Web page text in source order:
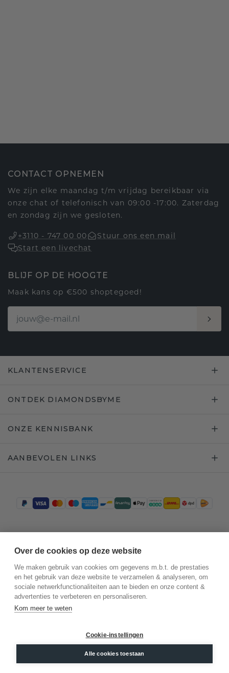
CONTACT OPNEMEN
We zijn elke maandag t/m vrijdag bereikbaar via
onze chat of telefonisch van 09:00 -17:00. Zaterdag
en zondag zijn we gesloten.
+3110 - 747 00 00
Stuur ons een mail
Start een livechat
BLIJF OP DE HOOGTE
Maak kans op €500 shoptegoed!
KLANTENSERVICE
ONTDEK DIAMONDSBYME
ONZE KENNISBANK
AANBEVOLEN LINKS
©2026.DiamondsByMe
Algemene voorwaarden
Over de cookies op deze website
We maken gebruik van cookies om gegevens m.b.t. de prestaties
en het gebruik van deze website te verzamelen & analyseren, om
sociale netwerkfunctionaliteiten aan te bieden en onze content &
advertenties te verbeteren en personaliseren.
Kom meer te weten
Cookie-instellingen
Alle cookies toestaan